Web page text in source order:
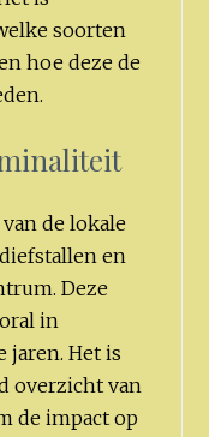
soorten
hoe deze de
de lokale
en
Deze
in
jaren. Het is
overzicht van
de impact op